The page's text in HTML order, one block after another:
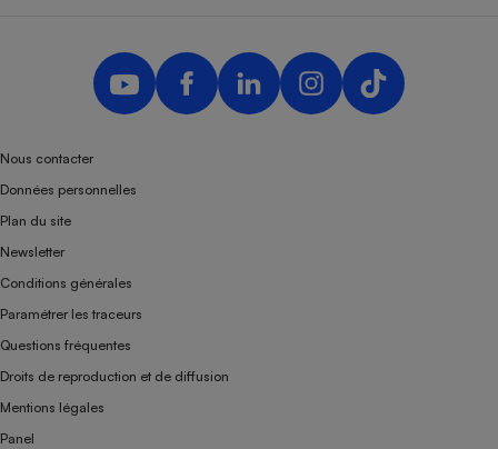
Nous contacter
Données personnelles
Plan du site
Newsletter
Conditions générales
Paramétrer les traceurs
Questions fréquentes
Droits de reproduction et de diffusion
Mentions légales
Panel